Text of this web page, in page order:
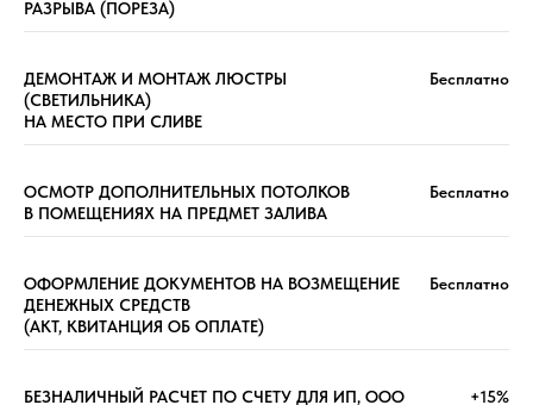
РАЗРЫВА (ПОРЕЗА)
ДЕМОНТАЖ И МОНТАЖ ЛЮСТРЫ
(СВЕТИЛЬНИКА)
НА МЕСТО ПРИ СЛИВЕ
Бесплатно
ОСМОТР ДОПОЛНИТЕЛЬНЫХ ПОТОЛКОВ
В ПОМЕЩЕНИЯХ НА ПРЕДМЕТ ЗАЛИВА
Бесплатно
ОФОРМЛЕНИЕ ДОКУМЕНТОВ НА ВОЗМЕЩЕНИЕ
ДЕНЕЖНЫХ СРЕДСТВ
(АКТ, КВИТАНЦИЯ ОБ ОПЛАТЕ)
Бесплатно
БЕЗНАЛИЧНЫЙ РАСЧЕТ ПО СЧЕТУ ДЛЯ ИП, ООО +15%